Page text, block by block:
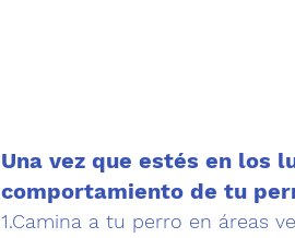
Una vez que estés en los
comportamiento de tu
1.Camina a tu perro en áreas